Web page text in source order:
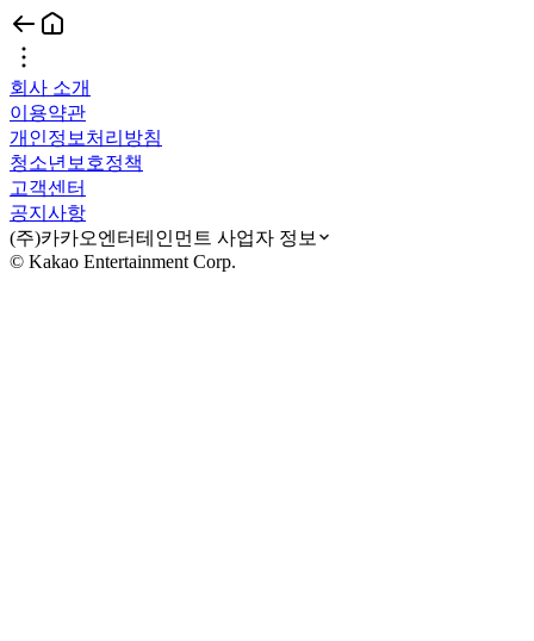
회사 소개
이용약관
개인정보처리방침
청소년보호정책
고객센터
공지사항
(주)카카오엔터테인먼트 사업자 정보
© Kakao Entertainment Corp.